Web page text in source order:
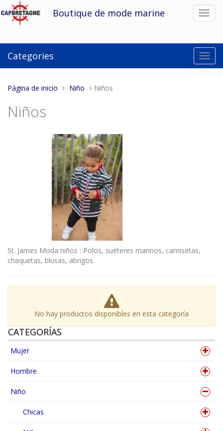
Pasar
al
contenido
el
de
Boutique de mode marine
Categories
Estas
Página de inicio Niño Niños
Niños
St. James Moda niños : Polos, suéteres marinos, camisetas,
chaquetas, blusas, abrigos.
No hay productos disponibles en esta categoría
CATEGORÍAS
Mujer
Hombre
Niño
Chicas